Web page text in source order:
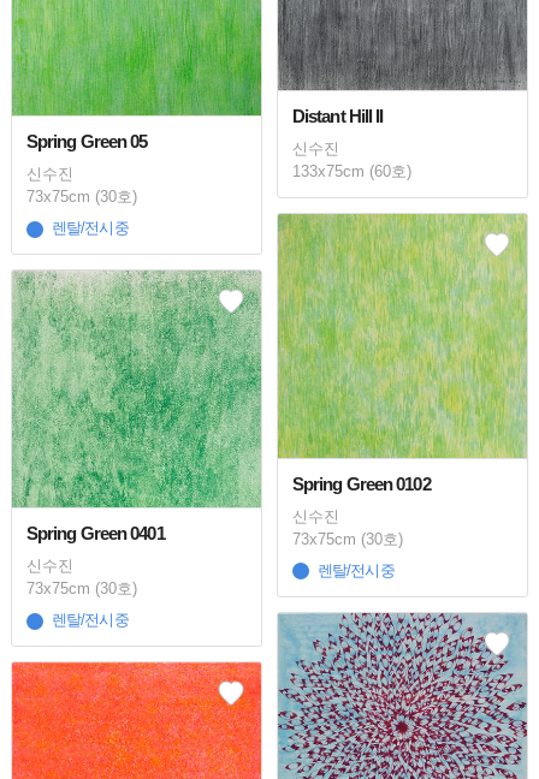
Distant Hill II
신수진
133x75cm (60호)
Spring Green 05
신수진
73x75cm (30호)
렌탈/전시중
Spring Green 0102
신수진
73x75cm (30호)
렌탈/전시중
Spring Green 0401
신수진
73x75cm (30호)
렌탈/전시중